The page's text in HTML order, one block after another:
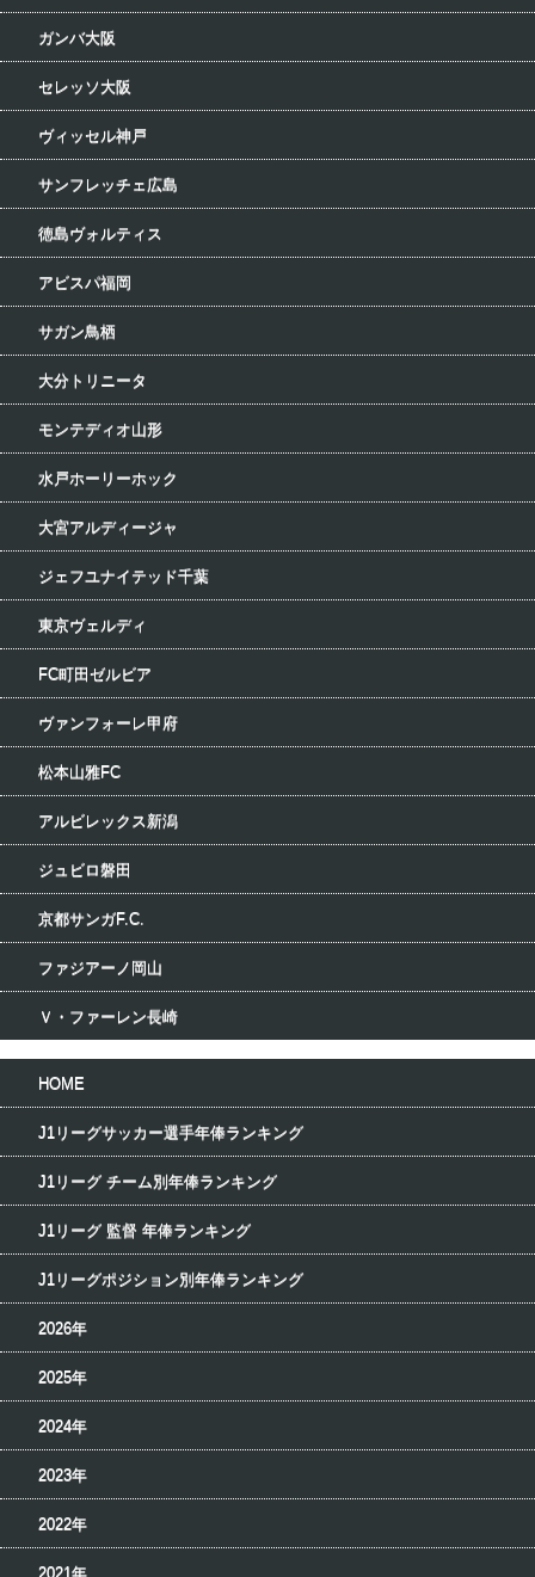
ガンバ大阪
セレッソ大阪
ヴィッセル神戸
サンフレッチェ広島
徳島ヴォルティス
アビスパ福岡
サガン鳥栖
大分トリニータ
モンテディオ山形
水戸ホーリーホック
大宮アルディージャ
ジェフユナイテッド千葉
東京ヴェルディ
FC町田ゼルビア
ヴァンフォーレ甲府
松本山雅FC
アルビレックス新潟
ジュビロ磐田
京都サンガF.C.
ファジアーノ岡山
Ｖ・ファーレン長崎
HOME
J1リーグサッカー選手年俸ランキング
J1リーグ チーム別年俸ランキング
J1リーグ 監督 年俸ランキング
J1リーグポジション別年俸ランキング
2026年
2025年
2024年
2023年
2022年
2021年